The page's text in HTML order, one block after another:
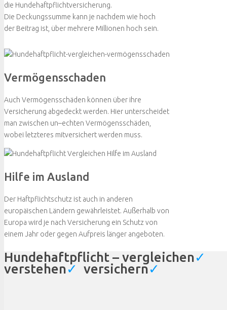
die Hundehaftpflichtversicherung.
Die Deckungssumme kann je nachdem wie hoch
der Beitrag ist, über mehrere Millionen hoch sein.
Vermögensschaden
Auch Vermögensschäden können über ihre
Versicherung abgedeckt werden. Hier unterscheidet
man zwischen un–echten Vermögensschäden,
wobei letzteres mitversichert werden muss.
Hilfe im Ausland
Der Haftpflichtschutz ist auch in anderen
europäischen Ländern gewährleistet. Außerhalb von
Europa wird je nach Versicherung ein Schutz von
einem Jahr oder gegen Aufpreis länger angeboten.
Hundehaftpflicht – vergleichen✓
verstehen✓ versichern✓